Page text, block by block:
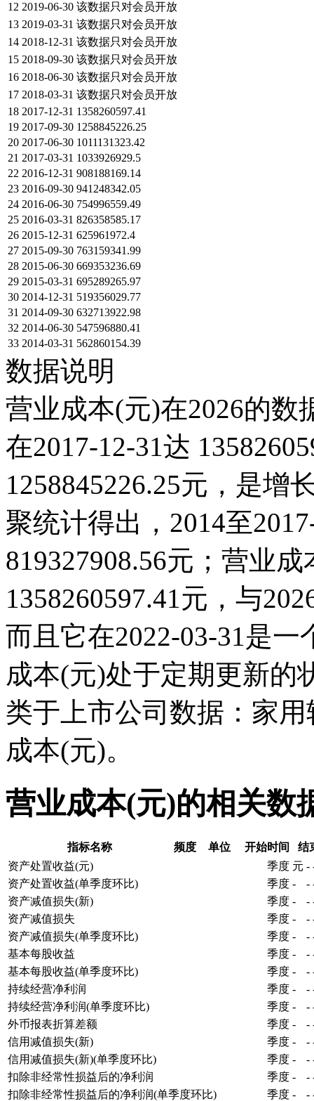
12 2019-06-30 该数据只对会员开放
13 2019-03-31 该数据只对会员开放
14 2018-12-31 该数据只对会员开放
15 2018-09-30 该数据只对会员开放
16 2018-06-30 该数据只对会员开放
17 2018-03-31 该数据只对会员开放
18 2017-12-31 1358260597.41
19 2017-09-30 1258845226.25
20 2017-06-30 1011131323.42
21 2017-03-31 1033926929.5
22 2016-12-31 908188169.14
23 2016-09-30 941248342.05
24 2016-06-30 754996559.49
25 2016-03-31 826358585.17
26 2015-12-31 625961972.4
27 2015-09-30 763159341.99
28 2015-06-30 669353236.69
29 2015-03-31 695289265.97
30 2014-12-31 519356029.77
31 2014-09-30 632713922.98
32 2014-06-30 547596880.41
33 2014-03-31 562860154.39
数据说明
营业成本(元)在2026的数
在2017-12-31达
1258845226.25元，是增
聚统计得出，2014至
819327908.56元；营业
1358260597.41元，与
而且它在2022-03-31是
成本(元)处于定期更新的
类于上市公司数据：家
成本(元)。
营业成本(元)的相关数
指标名称 频度 单位 开始时间
结
资产处置收益(元)
季度 元 -
资产处置收益(单季度环比)
季度 - -
资产减值损失(新)
季度 - -
资产减值损失
季度 - -
资产减值损失(单季度环比)
季度 - -
基本每股收益
季度 - -
基本每股收益(单季度环比)
季度 - -
持续经营净利润
季度 - -
持续经营净利润(单季度环比)
季度 - -
外币报表折算差额
季度 - -
信用减值损失(新)
季度 - -
信用减值损失(新)(单季度环比)
季度 - -
扣除非经常性损益后的净利润
季度 - -
扣除非经常性损益后的净利润(单季度环比)
季度 - -